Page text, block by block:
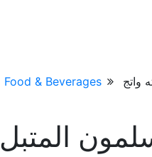
Food & Beverages
المتبل